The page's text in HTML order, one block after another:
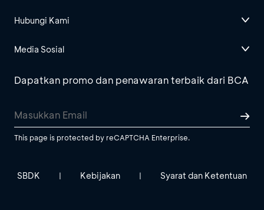
Hubungi Kami
Media Sosial
Dapatkan promo dan penawaran terbaik dari BCA
This page is protected by reCAPTCHA Enterprise.
SBDK | Kebijakan | Syarat dan Ketentuan